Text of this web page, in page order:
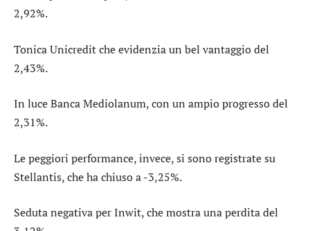
2,92%.
TonicaUnicreditche evidenzia un bel vantaggio del
2,43%.
In luceBanca Mediolanum, con un ampio progresso del
2,31%.
Le peggiori performance, invece, si sono registrate su
Stellantis, che ha chiuso a -3,25%.
Seduta negativa perInwit, che mostra una perdita del